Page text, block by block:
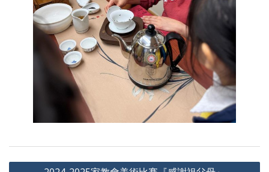
Post